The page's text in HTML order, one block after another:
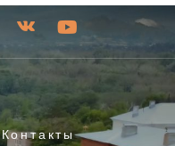
Контакты